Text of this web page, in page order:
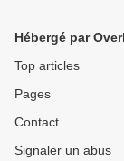
Hébergé par
Top articles
Pages
Contact
Signaler un abus